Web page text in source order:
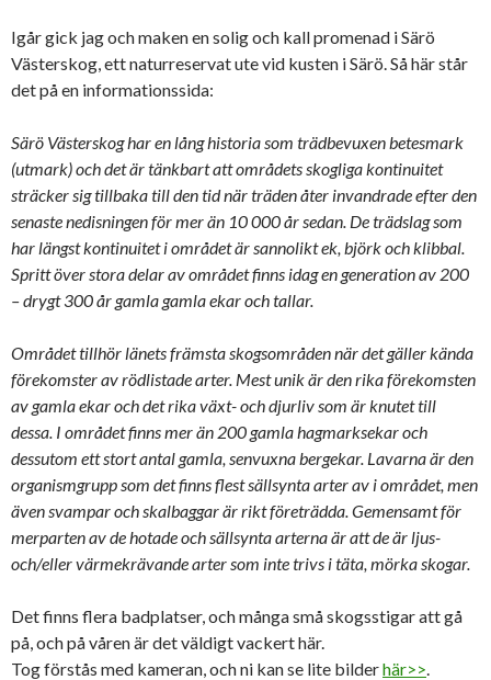
Igår gick jag och maken en solig och kall promenad i Särö
Västerskog, ett naturreservat ute vid kusten i Särö. Så här står
det på en informationssida:
Särö Västerskog har en lång historia som trädbevuxen betesmark
(utmark) och det är tänkbart att områdets skogliga kontinuitet
sträcker sig tillbaka till den tid när träden åter invandrade efter den
senaste nedisningen för mer än 10 000 år sedan. De trädslag som
har längst kontinuitet i området är sannolikt ek, björk och klibbal.
Spritt över stora delar av området finns idag en generation av 200
– drygt 300 år gamla gamla ekar och tallar.
Området tillhör länets främsta skogsområden när det gäller kända
förekomster av rödlistade arter. Mest unik är den rika förekomsten
av gamla ekar och det rika växt- och djurliv som är knutet till
dessa. I området finns mer än 200 gamla hagmarksekar och
dessutom ett stort antal gamla, senvuxna bergekar. Lavarna är den
organismgrupp som det finns flest sällsynta arter av i området, men
även svampar och skalbaggar är rikt företrädda. Gemensamt för
merparten av de hotade och sällsynta arterna är att de är ljus-
och/eller värmekrävande arter som inte trivs i täta, mörka skogar.
Det finns flera badplatser, och många små skogsstigar att gå
på, och på våren är det väldigt vackert här.
Tog förstås med kameran, och ni kan se lite bilderhär>>.